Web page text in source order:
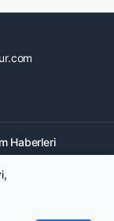
Haberleri
Haberleri